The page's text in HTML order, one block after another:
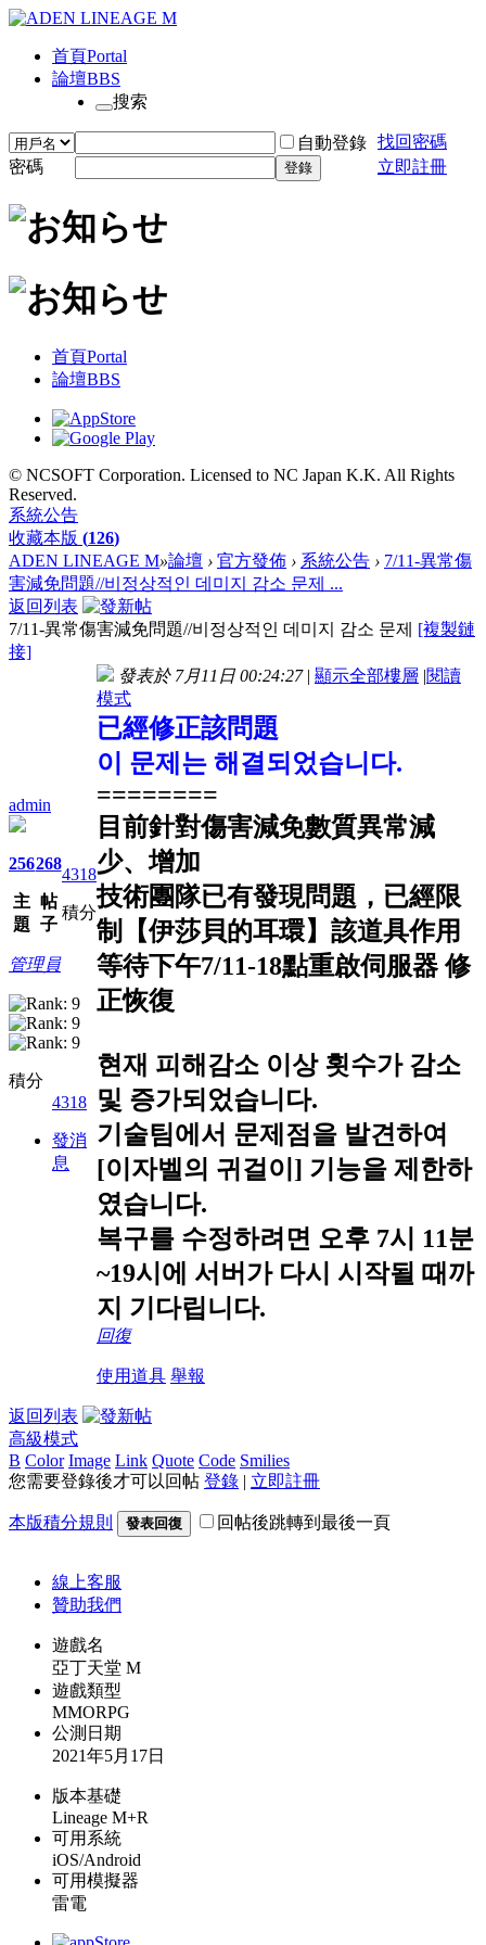
首頁Portal
論壇BBS
搜索
自動登錄 找回密碼
密碼
登錄 立即註冊
首頁Portal
論壇BBS
© NCSOFT Corporation. Licensed to NC Japan K.K. All Rights
Reserved.
系統公告
收藏本版 (126)
ADEN LINEAGE M»論壇 › 官方發佈 › 系統公告 › 7/11-異常傷
害減免問題//비정상적인 데미지 감소 문제 ...
返回列表
7/11-異常傷害減免問題//비정상적인 데미지 감소 문제 [複製鏈
接]
admin
256
主
題
268
帖
子
4318
積分
管理員
積分
4318
發消
息
發表於 7月11日 00:24:27 | 顯示全部樓層 |閱讀
模式
已經修正該問題
이 문제는 해결되었습니다.
========
目前針對傷害減免數質異常減
少、增加
技術團隊已有發現問題，已經限
制【伊莎貝的耳環】 該道具作用
等待下午7/11-18點重啟伺服器 修
正恢復
현재 피해감소 이상 횟수가 감소
및 증가되었습니다.
기술팀에서 문제점을 발견하여
[이자벨의 귀걸이] 기능을 제한하
였습니다.
복구를 수정하려면 오후 7시 11분
~19시에 서버가 다시 시작될 때까
지 기다립니다.
回復
使用道具 舉報
返回列表
高級模式
B Color Image Link Quote Code Smilies
您需要登錄後才可以回帖 登錄 | 立即註冊
本版積分規則 發表回復 回帖後跳轉到最後一頁
線上客服
贊助我們
遊戲名
亞丁天堂 M
遊戲類型
MMORPG
公測日期
2021年5月17日
版本基礎
Lineage M+R
可用系統
iOS/Android
可用模擬器
雷電